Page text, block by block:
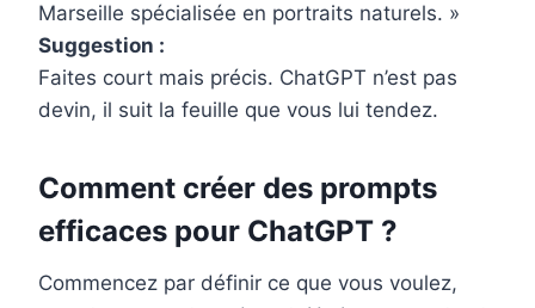
Marseille spécialisée en portraits naturels. »
Suggestion :
Faites court mais précis. ChatGPT n’est pas
devin, il suit la feuille que vous lui tendez.
Comment créer des prompts
efficaces pour ChatGPT ?
Commencez par définir ce que vous voulez,